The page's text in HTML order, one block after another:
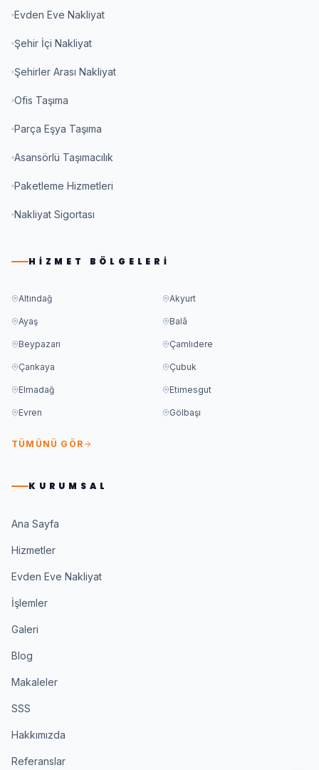
Evden Eve Nakliyat
Şehir İçi Nakliyat
Şehirler Arası Nakliyat
Ofis Taşıma
Parça Eşya Taşıma
Asansörlü Taşımacılık
Paketleme Hizmetleri
Nakliyat Sigortası
HIZMET BÖLGELERI
Altındağ Akyurt
Ayaş Balâ
Beypazarı Çamlıdere
Çankaya Çubuk
Elmadağ Etimesgut
Evren Gölbaşı
TÜMÜNÜ GÖR
KURUMSAL
Ana Sayfa
Hizmetler
Evden Eve Nakliyat
İşlemler
Galeri
Blog
Makaleler
SSS
Hakkımızda
Referanslar